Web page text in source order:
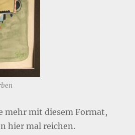
mehr mit diesem Format,
hier mal reichen.